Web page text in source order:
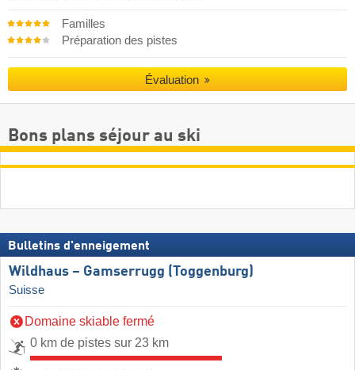
Familles
Préparation des pistes
Évaluation
Bons plans séjour au ski
Bulletins d'enneigement
Wildhaus – Gamserrugg (Toggenburg)
Suisse
Domaine skiable fermé
0 km de pistes sur 23 km